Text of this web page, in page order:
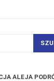
ALEJA